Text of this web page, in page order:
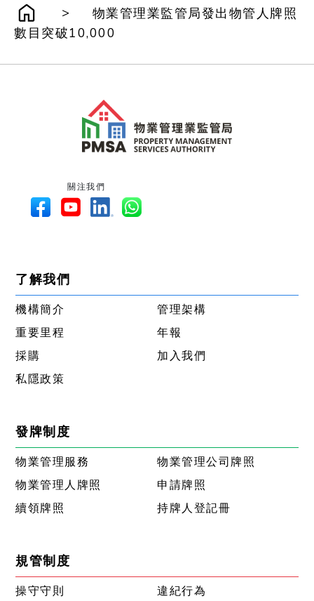
>
物業管理業監管局發出物管人牌照
數目突破10,000
關注我們
了解我們
機構簡介
管理架構
重要里程
年報
採購
加入我們
私隱政策
發牌制度
物業管理服務
物業管理公司牌照
物業管理人牌照
申請牌照
續領牌照
持牌人登記冊
規管制度
操守守則
違紀行為